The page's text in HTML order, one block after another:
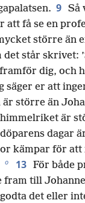
9 Så
att få se en
större än
står skrivet:
framför dig, och
säger er att
större än
är
dagar
kämpar för att
o 13 För både
fram till
det eller